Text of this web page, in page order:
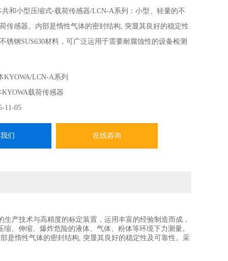
共和小型压缩式-载荷传感器/LCN-A系列：小型、轻量的不
传感器。内部是惰性气体的密封结构, 突显其良好的稳定性
锈钢SUS630材料，可广泛运用于需要耐腐蚀性的设备检测
20kN；
KYOWA/LCN-A系列
KYOWA载荷传感器
11-05
们 在线咨询
产技术与高精度的标定装置，运用丰富的经验制造而成，
、伸缩、爆炸危险的液体、气体、粉体等环境下力测量。
惰性气体的密封结构, 突显其良好的稳定性及可靠性。采